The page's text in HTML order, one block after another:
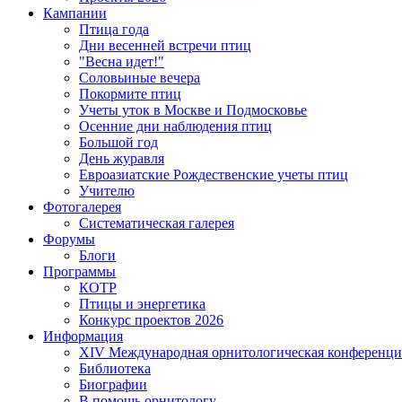
Кампании
Птица года
Дни весенней встречи птиц
"Весна идет!"
Соловьиные вечера
Покормите птиц
Учеты уток в Москве и Подмосковье
Осенние дни наблюдения птиц
Большой год
День журавля
Евроазиатские Рождественские учеты птиц
Учителю
Фотогалерея
Систематическая галерея
Форумы
Блоги
Программы
КОТР
Птицы и энергетика
Конкурс проектов 2026
Информация
XIV Международная орнитологическая
Библиотека
Биографии